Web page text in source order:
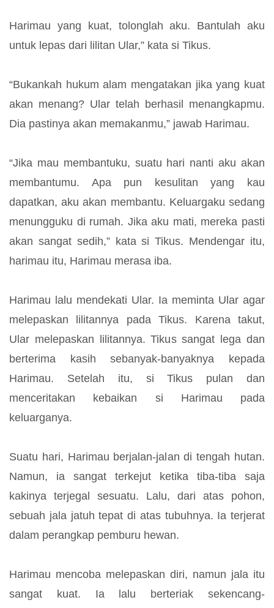
Harimau yang kuat, tolonglah aku. Bantulah aku
untuk lepas dari lilitan Ular,” kata si Tikus.
“Bukankah hukum alam mengatakan jika yang kuat
akan menang? Ular telah berhasil menangkapmu.
Dia pastinya akan memakanmu,” jawab Harimau.
“Jika mau membantuku, suatu hari nanti aku akan
membantumu. Apa pun kesulitan yang kau
dapatkan, aku akan membantu. Keluargaku sedang
menungguku di rumah. Jika aku mati, mereka pasti
akan sangat sedih,” kata si Tikus. Mendengar itu,
harimau itu, Harimau merasa iba.
Harimau lalu mendekati Ular. Ia meminta Ular agar
melepaskan lilitannya pada Tikus. Karena takut,
Ular melepaskan lilitannya. Tikus sangat lega dan
berterima kasih sebanyak-banyaknya kepada
Harimau. Setelah itu, si Tikus pulan dan
menceritakan kebaikan si Harimau pada
keluarganya.
Suatu hari, Harimau berjalan-jalan di tengah hutan.
Namun, ia sangat terkejut ketika tiba-tiba saja
kakinya terjegal sesuatu. Lalu, dari atas pohon,
sebuah jala jatuh tepat di atas tubuhnya. Ia terjerat
dalam perangkap pemburu hewan.
Harimau mencoba melepaskan diri, namun jala itu
sangat kuat. Ia lalu berteriak sekencang-